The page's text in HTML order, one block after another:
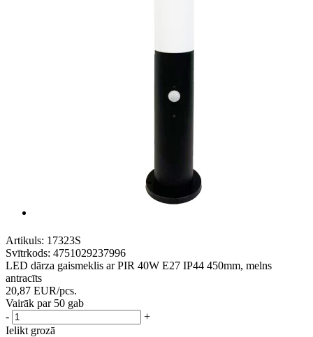
Artikuls: 17323S
Svītrkods: 4751029237996
LED dārza gaismeklis ar PIR 40W E27 IP44 450mm, melns
antracīts
20,87 EUR/pcs.
Vairāk par 50 gab
-
+
Ielikt grozā